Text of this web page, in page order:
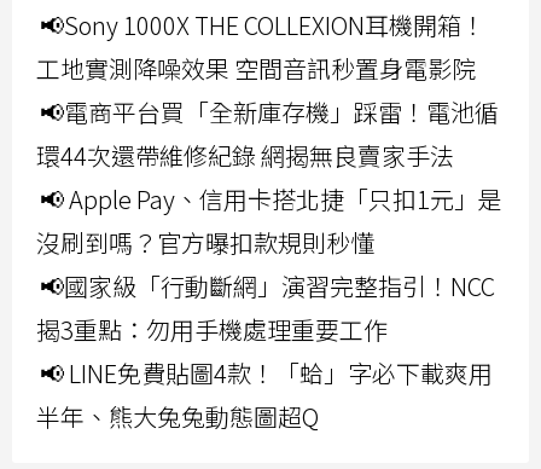
📢Sony 1000X THE COLLEXION耳機開箱！
工地實測降噪效果 空間音訊秒置身電影院
📢電商平台買「全新庫存機」踩雷！電池循
環44次還帶維修紀錄 網揭無良賣家手法
📢 Apple Pay、信用卡搭北捷「只扣1元」是
沒刷到嗎？官方曝扣款規則秒懂
📢國家級「行動斷網」演習完整指引！NCC
揭3重點：勿用手機處理重要工作
📢 LINE免費貼圖4款！「蛤」字必下載爽用
半年、熊大兔兔動態圖超Q